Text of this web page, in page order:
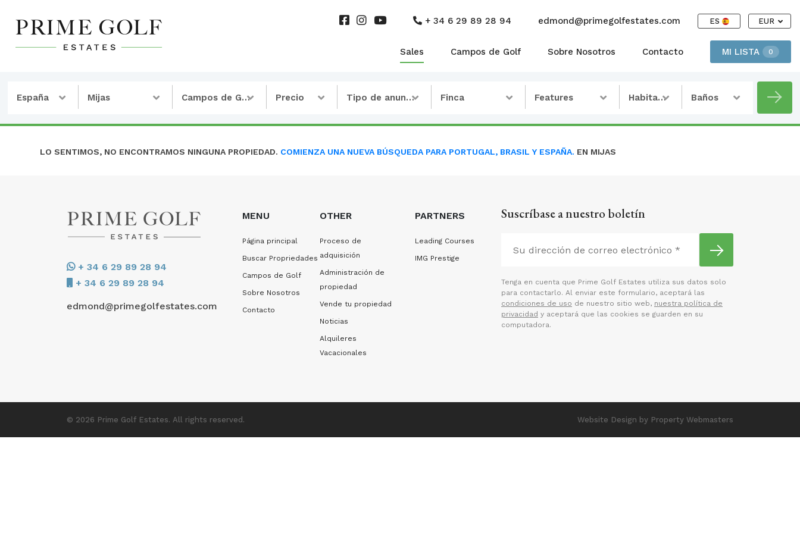
+ 34 6 29 89 28 94 edmond@primegolfestates.com ES EUR
Sales Campos de Golf Sobre Nosotros Contacto MI LISTA 0
España Mijas Campos de Golf Precio Tipo de anuncio Finca Features Habitaciones Baños
LO SENTIMOS, NO ENCONTRAMOS NINGUNA PROPIEDAD. COMIENZA UNA NUEVA BÚSQUEDA PARA PORTUGAL, BRASIL Y ESPAÑA. EN MIJAS
+ 34 6 29 89 28 94
+ 34 6 29 89 28 94
edmond@primegolfestates.com
MENU
Página principal
Buscar Propriedades
Campos de Golf
Sobre Nosotros
Contacto
OTHER
Proceso de
adquisición
Administración de
propiedad
Vende tu propiedad
Noticias
Alquileres
Vacacionales
PARTNERS
Leading Courses
IMG Prestige
Suscríbase a nuestro boletín
Tenga en cuenta que Prime Golf Estates utiliza sus datos solo
para contactarlo. Al enviar este formulario, aceptará las
condiciones de uso de nuestro sitio web, nuestra política de
privacidad y aceptará que las cookies se guarden en su
computadora.
© 2026 Prime Golf Estates. All rights reserved. Website Design by Property Webmasters